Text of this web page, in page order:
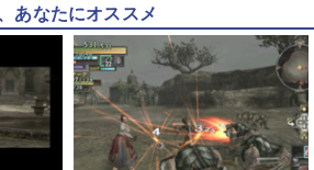
あなたにオススメ